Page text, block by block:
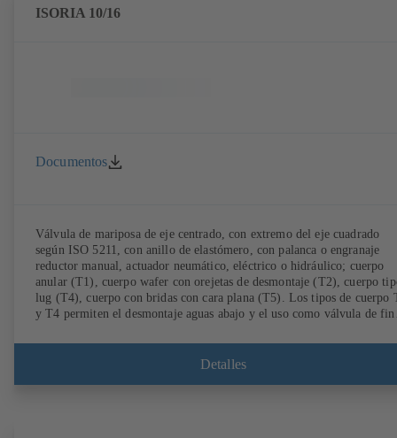
ISORIA 10/16
Documentos
Válvula de mariposa de eje centrado, con extremo del eje cuadrado
según ISO 5211, con anillo de elastómero, con palanca o engranaje
reductor manual, actuador neumático, eléctrico o hidráulico; cuerpo
anular (T1), cuerpo wafer con orejetas de desmontaje (T2), cuerpo
lug (T4), cuerpo con bridas con cara plana (T5). Los tipos de cuerpo
y T4 permiten el desmontaje aguas abajo y el uso como válvula de
Detalles